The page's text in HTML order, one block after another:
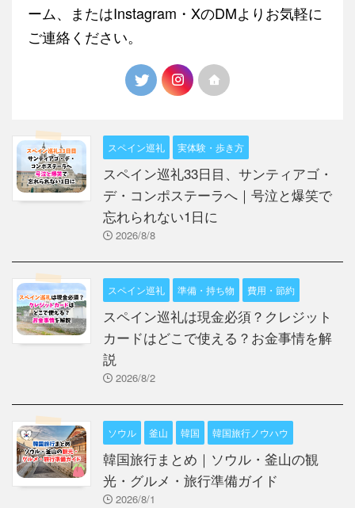
ーム、またはInstagram・XのDMよりお気軽に
ご連絡ください。
スペイン巡礼 実体験・歩き方
スペイン巡礼33日目、サンティアゴ・
デ・コンポステーラへ｜号泣と爆笑で
忘れられない1日に
2026/8/8
スペイン巡礼 準備・持ち物 費用・節約
スペイン巡礼は現金必須？クレジット
カードはどこで使える？お金事情を解
説
2026/8/2
ソウル 釜山 韓国 韓国旅行ノウハウ
韓国旅行まとめ｜ソウル・釜山の観
光・グルメ・旅行準備ガイド
2026/8/1